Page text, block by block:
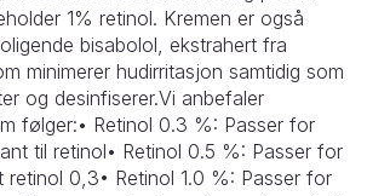
1% retinol. Kremen er også
bisabolol, ekstrahert fra
minimerer hudirritasjon samtidig som
og desinfiserer.Vi anbefaler
følger:• Retinol 0.3 %: Passer for
til retinol• Retinol 0.5 %: Passer for
retinol 0,3• Retinol 1.0 %: Passer for